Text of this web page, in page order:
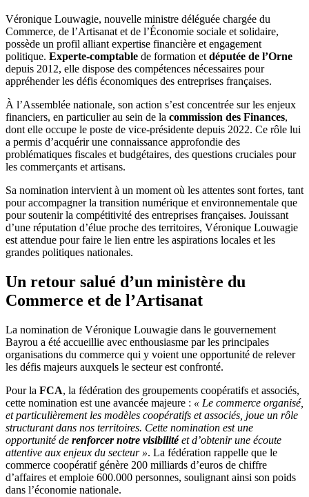
Véronique Louwagie, nouvelle ministre déléguée chargée du
Commerce, de l’Artisanat et de l’Économie sociale et solidaire,
possède un profil alliant expertise financière et engagement
politique. Experte-comptable de formation et députée de l’Orne
depuis 2012, elle dispose des compétences nécessaires pour
appréhender les défis économiques des entreprises françaises.
À l’Assemblée nationale, son action s’est concentrée sur les enjeux
financiers, en particulier au sein de la commission des Finances,
dont elle occupe le poste de vice-présidente depuis 2022. Ce rôle lui
a permis d’acquérir une connaissance approfondie des
problématiques fiscales et budgétaires, des questions cruciales pour
les commerçants et artisans.
Sa nomination intervient à un moment où les attentes sont fortes, tant
pour accompagner la transition numérique et environnementale que
pour soutenir la compétitivité des entreprises françaises. Jouissant
d’une réputation d’élue proche des territoires, Véronique Louwagie
est attendue pour faire le lien entre les aspirations locales et les
grandes politiques nationales.
Un retour salué d’un ministère du
Commerce et de l’Artisanat
La nomination de Véronique Louwagie dans le gouvernement
Bayrou a été accueillie avec enthousiasme par les principales
organisations du commerce qui y voient une opportunité de relever
les défis majeurs auxquels le secteur est confronté.
Pour la FCA, la fédération des groupements coopératifs et associés,
cette nomination est une avancée majeure : « Le commerce organisé,
et particulièrement les modèles coopératifs et associés, joue un rôle
structurant dans nos territoires. Cette nomination est une
opportunité de renforcer notre visibilitéet d’obtenir une écoute
attentive aux enjeux du secteur ». La fédération rappelle que le
commerce coopératif génère 200 milliards d’euros de chiffre
d’affaires et emploie 600.000 personnes, soulignant ainsi son poids
dans l’économie nationale.